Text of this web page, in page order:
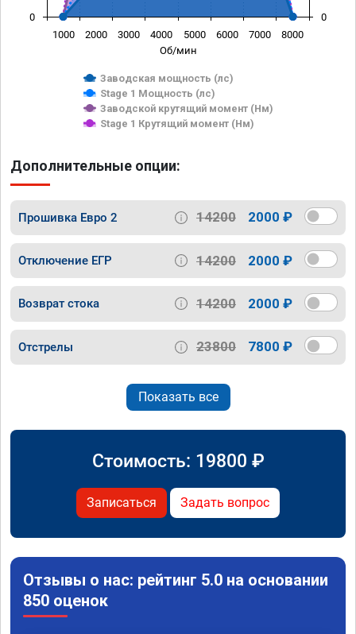
Об/мин
Заводская мощность (лс)
Stage 1 Мощность (лс)
Заводской крутящий момент (Нм)
Stage 1 Крутящий момент (Нм)
1000 2000 3000 4000 5000 6000 7000 8000
0 0
Дополнительные опции:
Прошивка Евро 2 14200 2000 ₽
Отключение ЕГР 14200 2000 ₽
Возврат стока 14200 2000 ₽
Отстрелы 23800 7800 ₽
Показать все
Стоимость: 19800 ₽
Записаться Задать вопрос
Отзывы о нас: рейтинг 5.0 на основании
850 оценок